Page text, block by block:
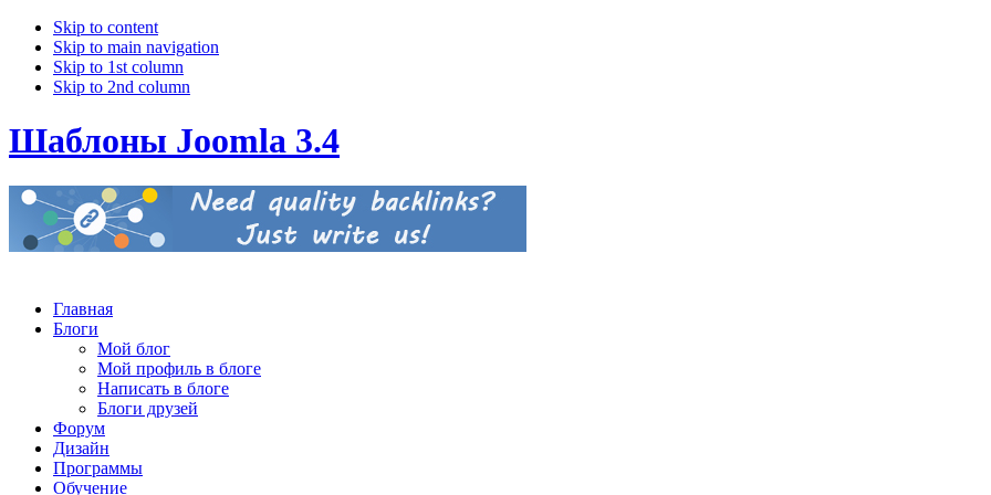
Skip to content
Skip to main navigation
Skip to 1st column
Skip to 2nd column
Шаблоны Joomla 3.4
Главная
Блоги
Мой блог
Мой профиль в блоге
Написать в блоге
Блоги друзей
Форум
Дизайн
Программы
Обучение